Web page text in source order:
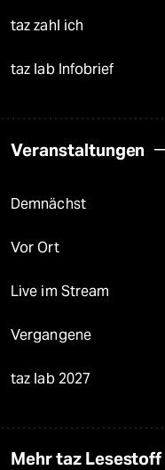
taz zahl ich
taz lab Infobrief
Veranstaltungen
Demnächst
Vor Ort
Live im Stream
Vergangene
taz lab 2027
Mehr taz Lesestoff